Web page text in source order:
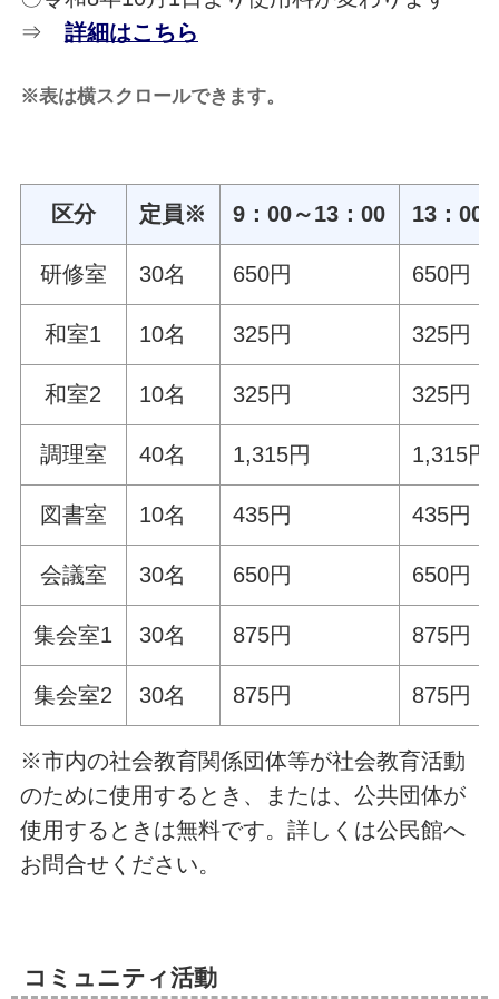
⇒ 詳細はこちら
※表は横スクロールできます。
区分 定員※ 9：00～13：00 13：00
研修室 30名 650円 650円
和室1 10名 325円 325円
和室2 10名 325円 325円
調理室 40名 1,315円 1,315円
図書室 10名 435円 435円
会議室 30名 650円 650円
集会室1 30名 875円 875円
集会室2 30名 875円 875円
※市内の社会教育関係団体等が社会教育活動
のために使用するとき、または、公共団体が
使用するときは無料です。詳しくは公民館へ
お問合せください。
コミュニティ活動